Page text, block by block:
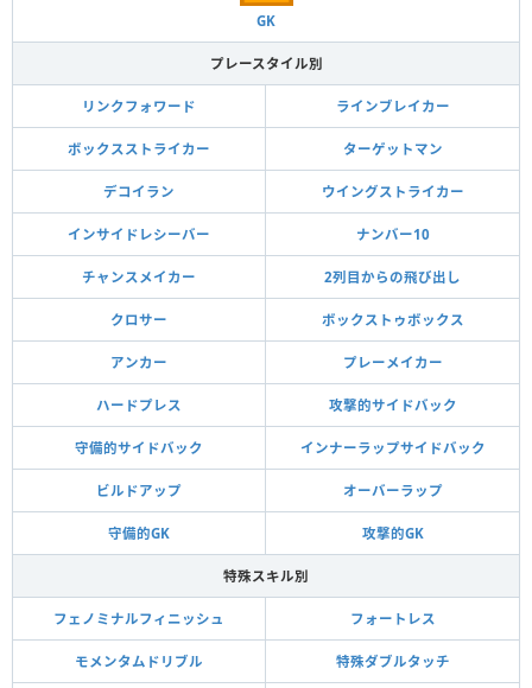
GK
プレースタイル別
リンクフォワード ラインブレイカー
ボックスストライカー ターゲットマン
デコイラン ウイングストライカー
インサイドレシーバー ナンバー10
チャンスメイカー 2列目からの飛び出し
クロサー ボックストゥボックス
アンカー プレーメイカー
ハードプレス 攻撃的サイドバック
守備的サイドバック インナーラップサイドバック
ビルドアップ オーバーラップ
守備的GK 攻撃的GK
特殊スキル別
フェノミナルフィニッシュ フォートレス
モメンタムドリブル 特殊ダブルタッチ